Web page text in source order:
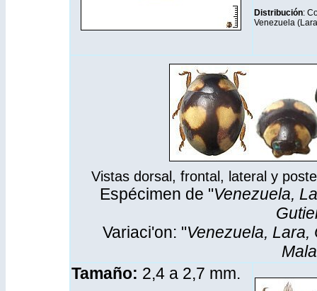
Distribución:
Venezuela
Vistas dorsal, frontal, lateral y
Espécimen de "Venezuela,
Variaci'on: "Venezuela, Lara,
Tamaño: 2,4 a 2,7 mm.